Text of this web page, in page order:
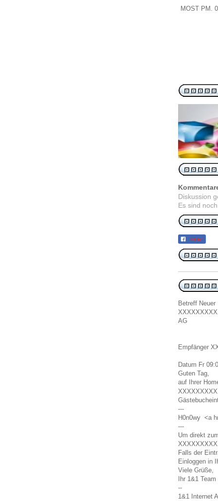
MOST PM.
Diskussion
Es sind
Teilen
Betreff
AG
Empfänger
Datum Fr
Guten Tag,
auf Ihrer
---
H0n0wy <a
---
Um direkt
Falls der
Einloggen in
Viele Grüße,
Ihr 1&1 Team
--
1&1 Internet